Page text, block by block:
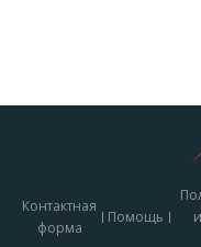
Контактная
форма
Помощь